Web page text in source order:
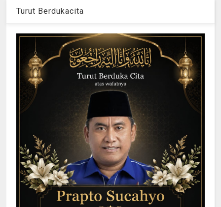
Turut Berdukacita